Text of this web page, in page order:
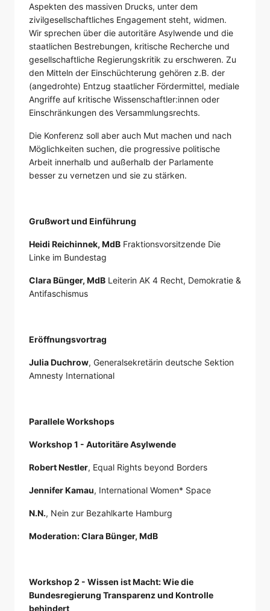
Aspekten des massiven Drucks, unter dem
zivilgesellschaftliches Engagement steht, widmen.
Wir sprechen über die autoritäre Asylwende und die
staatlichen Bestrebungen, kritische Recherche und
gesellschaftliche Regierungskritik zu erschweren. Zu
den Mitteln der Einschüchterung gehören z.B. der
(angedrohte) Entzug staatlicher Fördermittel, mediale
Angriffe auf kritische Wissenschaftler:innen oder
Einschränkungen des Versammlungsrechts.
Die Konferenz soll aber auch Mut machen und nach
Möglichkeiten suchen, die progressive politische
Arbeit innerhalb und außerhalb der Parlamente
besser zu vernetzen und sie zu stärken.
Grußwort und Einführung
Heidi Reichinnek, MdB Fraktionsvorsitzende Die
Linke im Bundestag
Clara Bünger, MdB Leiterin AK 4 Recht, Demokratie &
Antifaschismus
Eröffnungsvortrag
Julia Duchrow, Generalsekretärin deutsche Sektion
Amnesty International
Parallele Workshops
Workshop 1 - Autoritäre Asylwende
Robert Nestler, Equal Rights beyond Borders
Jennifer Kamau, International Women* Space
N.N., Nein zur Bezahlkarte Hamburg
Moderation: Clara Bünger, MdB
Workshop 2 - Wissen ist Macht: Wie die
Bundesregierung Transparenz und Kontrolle
behindert